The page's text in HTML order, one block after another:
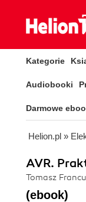
Kategorie
Audiobooki
Darmowe
Helion.pl »
AVR.
Tomasz
(ebook)